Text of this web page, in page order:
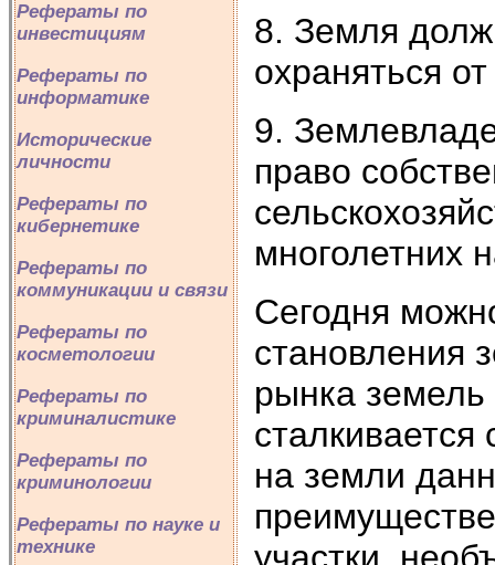
Рефераты по
инвестициям
Рефераты по
информатике
Исторические
личности
Рефераты по
кибернетике
Рефераты по
коммуникации и связи
Рефераты по
косметологии
Рефераты по
криминалистике
Рефераты по
криминологии
Рефераты по науке и
технике
8. Земля
охраняться
9.
право
многолетних
Сегодня
становления
рынка земель
на земли
участки,